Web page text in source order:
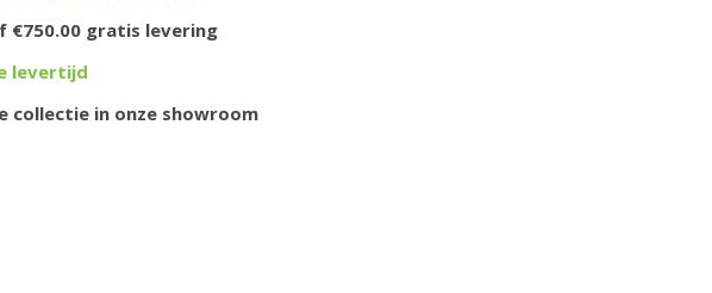
€750.00 gratis levering
levertijd
collectie in onze showroom